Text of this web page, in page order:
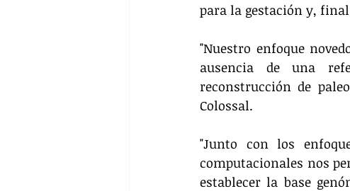
para la gestación y,
"Nuestro enfoque
ausencia de una
reconstrucción de
Colossal.
"Junto con los
computacionales nos
establecer la base